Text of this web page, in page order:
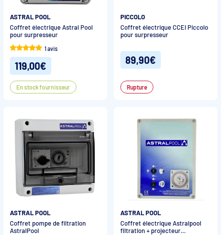
ASTRAL POOL
Coffret électrique Astral Pool
pour surpresseur
1 avis
119,00€
En stock fournisseur
PICCOLO
Coffret électrique CCEI Piccolo
pour surpresseur
89,90€
Rupture
ASTRAL POOL
Coffret pompe de filtration
AstralPool
ASTRAL POOL
Coffret électrique Astralpool
filtration + projecteur